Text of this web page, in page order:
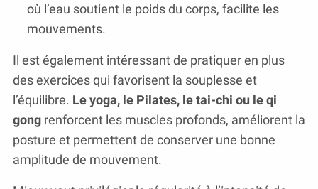
où l’eau soutient le poids du corps, facilite les
mouvements.
Il est également intéressant de pratiquer en plus
des exercices qui favorisent la souplesse et
l’équilibre. Le yoga, le Pilates, le tai-chi ou le qi
gong renforcent les muscles profonds, améliorent la
posture et permettent de conserver une bonne
amplitude de mouvement.